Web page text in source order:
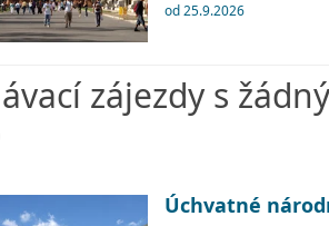
od 25.9.2026
zájezdy s
Úchvatné